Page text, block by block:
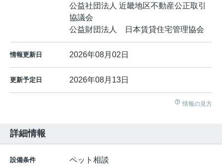
公益社団法人 近畿地区不動産公正取引
協議会
公益財団法人 日本賃貸住宅管理協会
情報更新日 2026年08月02日
更新予定日 2026年08月13日
情報の見方
詳細情報
設備条件
ペット相談